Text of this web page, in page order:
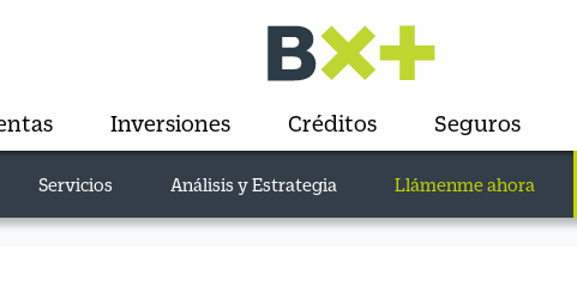
Inversiones Créditos Seguros
Servicios Análisis y Estrategia Llámenme ahora